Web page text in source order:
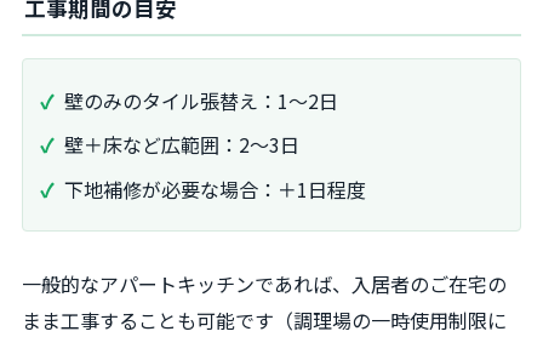
工事期間の目安
壁のみのタイル張替え：1～2日
壁＋床など広範囲：2～3日
下地補修が必要な場合：＋1日程度
一般的なアパートキッチンであれば、入居者のご在宅の
まま工事することも可能です（調理場の一時使用制限に